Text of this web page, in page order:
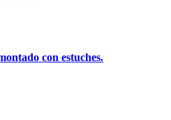
con estuches.